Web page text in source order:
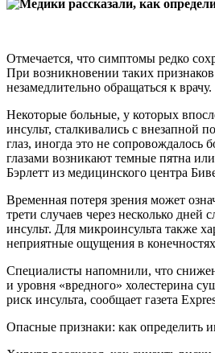
Отмечается, что симптомы редко
При возникновении таких признаков
незамедлительно обращаться к врачу.
Некоторые больные, у которых
инсульт, сталкивались с внезапной
глаз, иногда это не сопровождалось
глазами возникают темные пятна
Бэрлетт из медицинского центра
Временная потеря зрения может
трети случаев через несколько дней
инсульт. Для микроинсульта также
неприятные ощущения в
Специалисты напомнили, что
и уровня «вредного» холестерина
риск инсульта, сообщает газета
Опасные признаки: как определить